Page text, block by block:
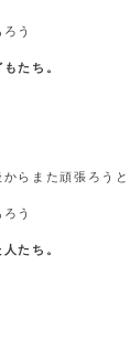
う
たち。
らまた頑張ろうと
う
たち。